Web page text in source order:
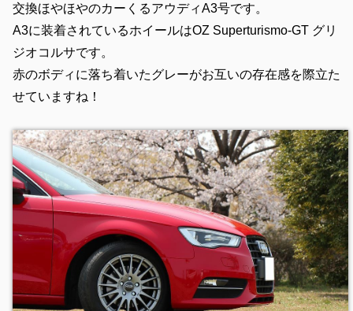
交換ほやほやのカーくるアウディA3号です。
A3に装着されているホイールはOZ Superturismo-GT グリ
ジオコルサです。
赤のボディに落ち着いたグレーがお互いの存在感を際立た
せていますね！